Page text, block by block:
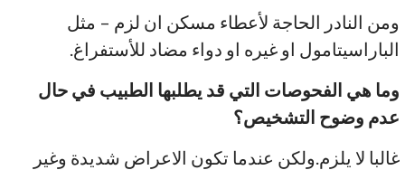
ومن النادر الحاجة لأعطاء مسكن ان لزم – مثل
الباراسيتامول او غيره او دواء مضاد للأستفراغ.
وما هي الفحوصات التي قد يطلبها الطبيب في حال
عدم وضوح التشخيص؟
غالبا لا يلزم.ولكن عندما تكون الاعراض شديدة وغير